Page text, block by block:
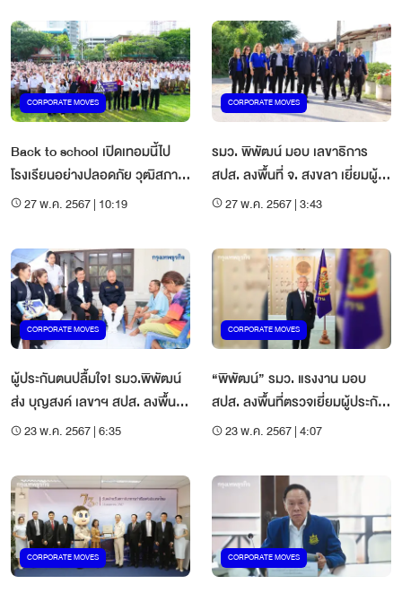
CORPORATE MOVES
Back to school เปิดเทอมนี้ไป
โรงเรียนอย่างปลอดภัย วุฒิสภา-
สสส. ขับเคลื่อนรณรงค์ยกมือ
27 พ.ค. 2567 | 10:19
CORPORATE MOVES
รมว. พิพัฒน์ มอบ เลขาธิการ
สปส. ลงพื้นที่ จ. สงขลา เยี่ยมผู้
ทุพพลภาพ “ในโครงการ สปส.
27 พ.ค. 2567 | 3:43
CORPORATE MOVES
ผู้ประกันตนปลื้มใจ! รมว.พิพัฒน์
ส่ง บุญสงค์ เลขาฯ สปส. ลงพื้นที่
ตรวจเยี่ยมถึงบ้านพักในจังหวัด
23 พ.ค. 2567 | 6:35
CORPORATE MOVES
“พิพัฒน์” รมว. แรงงาน มอบ
สปส. ลงพื้นที่ตรวจเยี่ยมผู้ประกัน
ตนทุพพลภาพ ในโครงการ “สปส.
23 พ.ค. 2567 | 4:07
CORPORATE MOVES CORPORATE MOVES